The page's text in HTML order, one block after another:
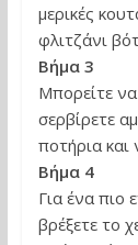
μερικές
φλιτζάνι
Βήμα 3
Μπορείτε
σερβίρετε
ποτήρια και
Βήμα 4
Για ένα πιο
βρέξετε το